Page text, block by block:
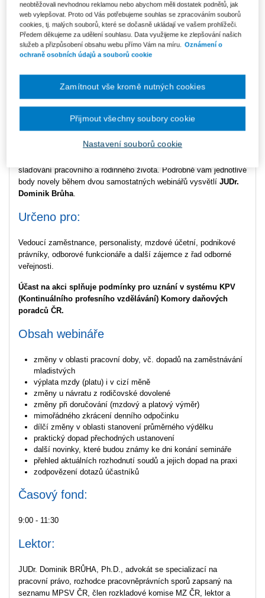
Typ akce Webinář
Typ produktu Školení
Datum 27.03.2025
Místo konání ONLINE - Microsoft Teams
pracovněprávních vztahů, prošla třetím čtením a míří do Senátu.
novely je posílení konkurenceschopnosti zaměstnavatelů při
slaďování pracovního a rodinného života. Podrobně vám jednotlivé
body novely během dvou samostatných webinářů vysvětlí JUDr.
Dominik Brůha.
Určeno pro:
Vedoucí zaměstnance, personalisty, mzdové účetní, podnikové
právníky, odborové funkcionáře a další zájemce z řad odborné
veřejnosti.
Účast na akci splňuje podmínky pro uznání v systému KPV
(Kontinuálního profesního vzdělávání) Komory daňových
poradců ČR.
Obsah webináře
změny v oblasti pracovní doby, vč. dopadů na zaměstnávání
mladistvých
výplata mzdy (platu) i v cizí měně
změny u návratu z rodičovské dovolené
změny při doručování (mzdový a platový výměr)
mimořádného zkrácení denního odpočinku
dílčí změny v oblasti stanovení průměrného výdělku
praktický dopad přechodných ustanovení
další novinky, které budou známy ke dni konání semináře
přehled aktuálních rozhodnutí soudů a jejich dopad na praxi
zodpovězení dotazů účastníků
Časový fond:
9:00 - 11:30
Lektor:
JUDr. Dominik BRŮHA, Ph.D., advokát se specializací na
pracovní právo, rozhodce pracovněprávních sporů zapsaný na
seznamu MPSV ČR, člen rozkladové komise MZ ČR, lektor a
neobtěžovali nevhodnou reklamou nebo abychom měli dostatek podnětů, jak
web vylepšovat. Proto od Vás potřebujeme souhlas se zpracováním souborů
cookies, tj. malých souborů, které se dočasně ukládají ve vašem prohlížeči.
Předem děkujeme za udělení souhlasu. Data využijeme ke zlepšování našich
služeb a přizpůsobení obsahu webu přímo Vám na míru. Oznámení o
ochraně osobních údajů a souborů cookie
Nastavení souborů cookie
Zamítnout vše kromě nutných cookies
Přijmout všechny soubory cookie